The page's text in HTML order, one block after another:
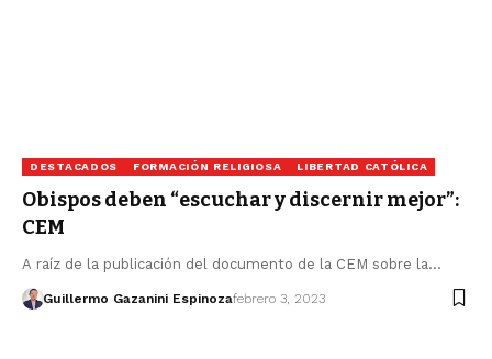
DESTACADOS FORMACIÓN RELIGIOSA LIBERTAD CATÓLICA
Obispos deben “escuchar y discernir mejor”:
CEM
A raíz de la publicación del documento de la CEM sobre la…
Guillermo Gazanini Espinozafebrero 3, 2023